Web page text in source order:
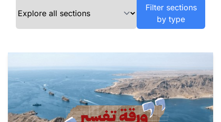
Filter sections
by type